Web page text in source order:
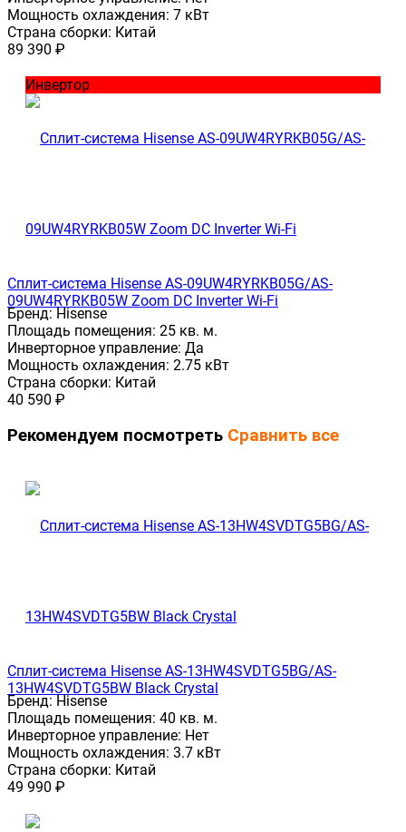
Мощность охлаждения: 7 кВт
Страна сборки: Китай
89 390 ₽
Инвертор
Сплит-система Hisense AS-09UW4RYRKB05G/AS-
09UW4RYRKB05W Zoom DC Inverter Wi-Fi
Бренд: Hisense
Площадь помещения: 25 кв. м.
Инверторное управление: Да
Мощность охлаждения: 2.75 кВт
Страна сборки: Китай
40 590 ₽
Рекомендуем посмотреть Сравнить все
Сплит-система Hisense AS-13HW4SVDTG5ВG/AS-
13HW4SVDTG5ВW Black Crystal
Бренд:Hisense
Площадь помещения: 40 кв. м.
Инверторное управление: Нет
Мощность охлаждения: 3.7 кВт
Страна сборки: Китай
49 990 ₽